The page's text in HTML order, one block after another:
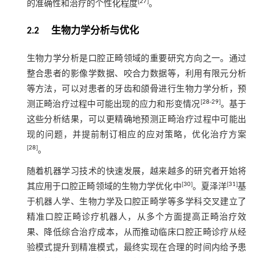
的准确性和治疗的个性化程度[27]。
2.2 生物力学分析与优化
生物力学分析是口腔正畸领域的重要研究方向之一。通过
整合患者的影像学数据、咬合力数据等，利用有限元分析
等方法，可以对患者的牙齿和颌骨进行生物力学分析，预
测正畸治疗过程中可能出现的应力和形变情况[28-29]。基于
这些分析结果，可以更精确地预测正畸治疗过程中可能出
现的问题，并提前制订相应的应对策略，优化治疗方案
[28]。
随着机器学习技术的快速发展，越来越多的研究者开始将
其应用于口腔正畸领域的生物力学优化中[30]。夏泽洋[31]基
于机器人学、生物力学及口腔正畸学等多学科交叉建立了
精准口腔正畸诊疗机器人，从多个方面提高正畸治疗效
果、降低综合治疗成本，从而推动临床口腔正畸诊疗从经
验模式提升到精准模式，最终实现在合理的时间内给予患